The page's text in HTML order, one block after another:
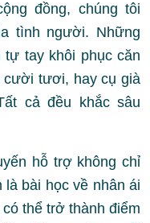
đồng, chúng tôi
tình người. Những
tự tay khôi phục căn
cười tươi, hay cụ già
cả đều khắc sâu
hỗ trợ không chỉ
là bài học về nhân ái
thể trở thành điểm